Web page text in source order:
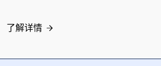
了解详情